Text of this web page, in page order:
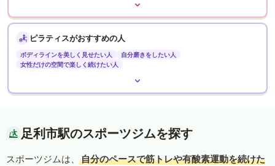
ピラティスがおすすめの人
ボディラインを美しく見せたい人
自分磨きをしたい人
女性だけの空間で楽しく続けたい人
足利市駅のスポーツジムを探す
スポーツジムは、
自分のペースで筋トレや有酸素運動を続けた